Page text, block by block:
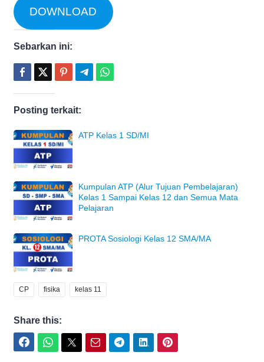
DOWNLOAD
Sebarkan ini:
Posting terkait:
ATP Kelas 1 SD/MI
Kumpulan ATP (Alur Tujuan Pembelajaran)
Kelas 1 Sampai Kelas 12 dan Semua Mata
Pelajaran
PROTA Sosiologi Kelas 12 SMA/MA
CP fisika kelas 11
Share this: